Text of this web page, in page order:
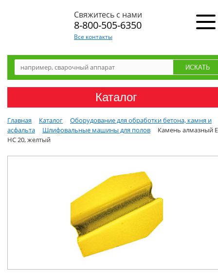
Свяжитесь с нами
8-800-505-6350
Все контакты
Каталог
Главная Каталог
Оборудование для обработки бетона, камня и
асфальта
Шлифовальные машины для полов
Камень алмазный
HC 20, желтый